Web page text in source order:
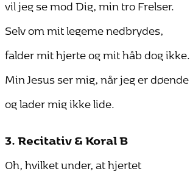
vil jeg se mod Dig, min tro Frelser.
Selv om mit legeme nedbrydes,
falder mit hjerte og mit håb dog ikke.
Min Jesus ser mig, når jeg er døende
og lader mig ikke lide.
3. Recitativ & Koral B
Oh, hvilket under, at hjertet